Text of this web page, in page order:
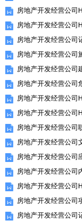
房地产开发经营公司
房地产开发经营公司
房地产开发经营公司
房地产开发经营公司
房地产开发经营公司
房地产开发经营公司
房地产开发经营公司
房地产开发经营公司
房地产开发经营公司
房地产开发经营公司
房地产开发经营公司
房地产开发经营公司
房地产开发经营公司
房地产开发经营公司
房地产开发经营公司